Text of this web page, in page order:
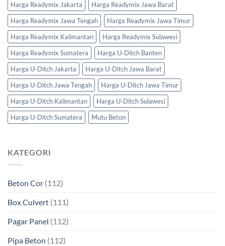
Harga Readymix Jakarta
Harga Readymix Jawa Barat
Harga Readymix Jawa Tengah
Harga Readymix Jawa Timur
Harga Readymix Kalimantan
Harga Readymix Sulawesi
Harga Readymix Sumatera
Harga U-Ditch Banten
Harga U-Ditch Jakarta
Harga U-Ditch Jawa Barat
Harga U-Ditch Jawa Tengah
Harga U-Ditch Jawa Timur
Harga U-Ditch Kalimantan
Harga U-Ditch Sulawesi
Harga U-Ditch Sumatera
Mutu Beton
KATEGORI
Beton Cor (112)
Box Culvert (111)
Pagar Panel (112)
Pipa Beton (112)